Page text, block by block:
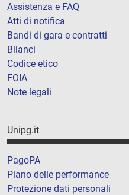
Assistenza e FAQ
Atti di notifica
Bandi di gara e contratti
Bilanci
Codice etico
FOIA
Note legali
Unipg.it
PagoPA
Piano delle performance
Protezione dati personali